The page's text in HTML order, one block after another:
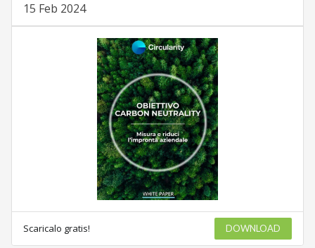
15 Feb 2024
Scaricalo gratis! DOWNLOAD